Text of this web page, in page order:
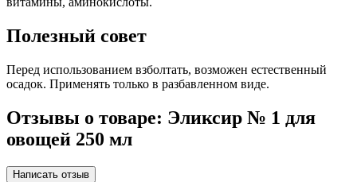
Полезный совет
Перед использованием взболтать, возможен естественный
осадок. Применять только в разбавленном виде.
Отзывы о товаре: Эликсир № 1 для
овощей 250 мл
Написать отзыв